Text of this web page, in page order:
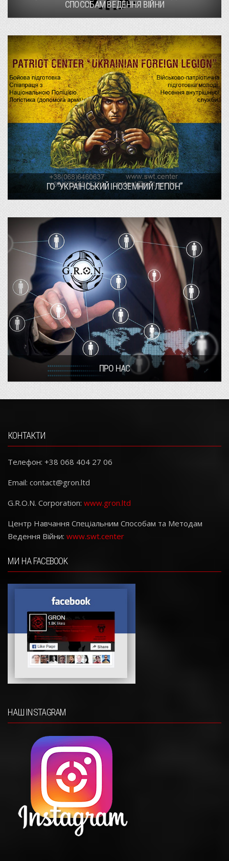
СПОСОБАМ ВЕДЕННЯ ВІЙНИ
ГО “УКРАЇНСЬКИЙ ІНОЗЕМНИЙ ЛЕГІОН”
ПРО НАС
КОНТАКТИ
Телефон: +38 068 404 27 06
Email: contact@gron.ltd
G.R.O.N. Corporation: www.gron.ltd
Центр Навчання Спеціальним Способам та Методам
Ведення Війни: www.swt.center
МИ НА FACEBOOK
НАШ INSTAGRAM